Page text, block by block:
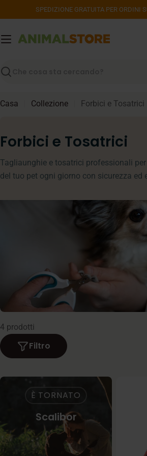
al
contenuto
SPEDIZIONE GRATUITA PER ORDINI
Ricerca
Casa Collezione Forbici e Tosatrici
C
o
l
:
Forbici e Tosatrici
Tagliaunghie e tosatrici professionali
del tuo pet ogni giorno con sicurezza ed
4 prodotti
Filtro
È TORNATO
Scalibor